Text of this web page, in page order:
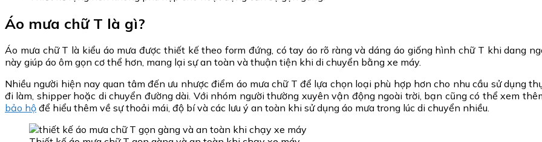
Áo mưa chữ T là gì?
Áo mưa chữ T là kiểu áo mưa được thiết kế theo form đứng, có tay áo rõ ràng và dáng áo giống hình chữ T khi dang
này giúp áo ôm gọn cơ thể hơn, mang lại sự an toàn và thuận tiện khi di chuyển bằng xe máy.
Nhiều người hiện nay quan tâm đến ưu nhược điểm áo mưa chữ T để lựa chọn loại phù hợp hơn cho nhu cầu sử dụng
đi làm, shipper hoặc di chuyển đường dài. Với nhóm người thường xuyên vận động ngoài trời, bạn cũng có thể xem
bảo hộ để hiểu thêm về sự thoải mái, độ bí và các lưu ý an toàn khi sử dụng áo mưa trong lúc di chuyển nhiều.